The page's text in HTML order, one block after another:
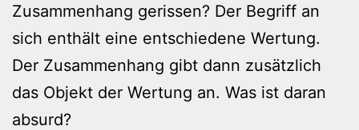
Zusammenhang gerissen? Der Begriff an
sich enthält eine entschiedene Wertung.
Der Zusammenhang gibt dann zusätzlich
das Objekt der Wertung an. Was ist daran
absurd?